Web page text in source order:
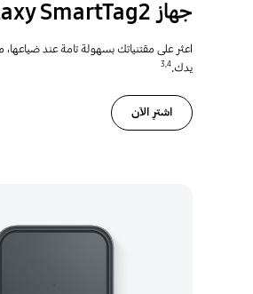
جهاز Galaxy SmartTag2
اعثر على مقتنياتك بسهولة تامة عند
يدك.
3 4
اشترِ الآن